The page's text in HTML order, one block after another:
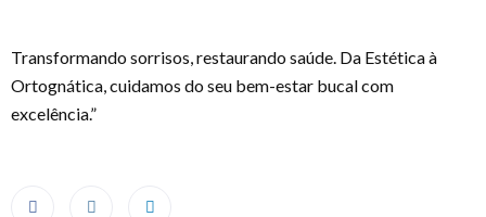
Transformando sorrisos, restaurando saúde. Da Estética à
Ortognática, cuidamos do seu bem-estar bucal com
excelência.”